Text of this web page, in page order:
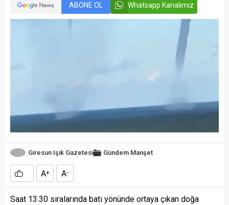
ABONE OL Whatsapp Kanalımız
Giresun Işık Gazetesi Gündem Manşet
A+ A-
Saat 13.30 sıralarında batı yönünde ortaya çıkan doğa